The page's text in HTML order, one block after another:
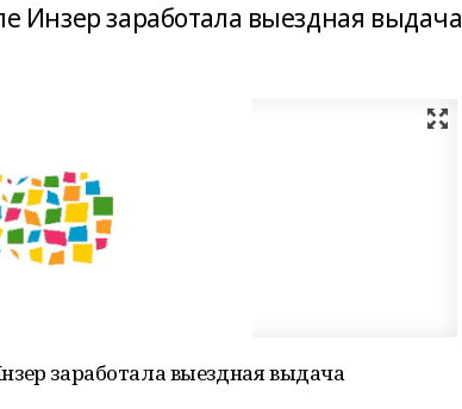
Инзер заработала выездная выдача
заработала выездная выдача